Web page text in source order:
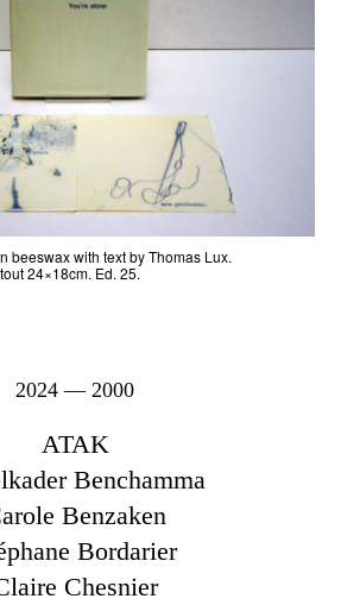
beeswax with text by Thomas Lux.
24×18cm. Ed. 25.
2024 — 2000
ATAK
Benchamma
Benzaken
Bordarier
Chesnier